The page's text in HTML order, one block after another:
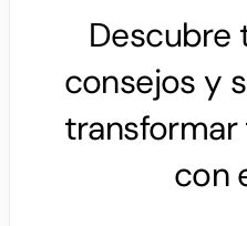
Descubre
consejos y
con